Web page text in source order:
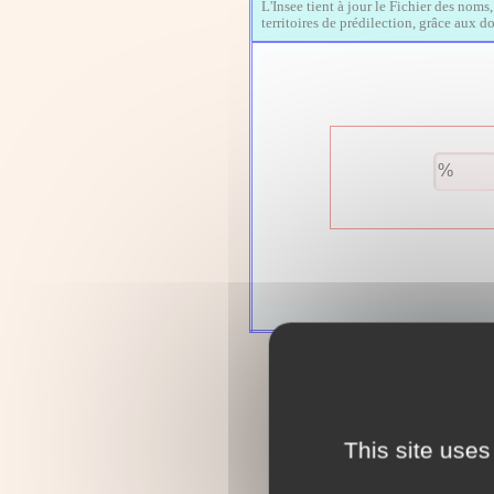
L'Insee tient à jour le Fichier des
territoires de prédilection, grâce aux
This site